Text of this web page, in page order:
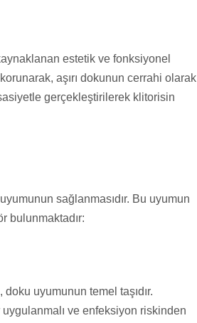
estetik ve fonksiyonel
aşırı dokunun cerrahi olarak
gerçekleştirilerek klitorisin
sağlanmasıdır. Bu uyumun
bulunmaktadır:
uyumunun temel taşıdır.
uygulanmalı ve enfeksiyon riskinden